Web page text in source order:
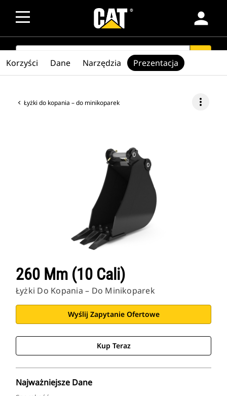
person
SEARCH
Łyżki do kopania – do minikoparek more_vert
260 Mm (10 Cali)
Łyżki Do Kopania – Do Minikoparek
Wyślij Zapytanie Ofertowe
Kup Teraz
Najważniejsze Dane
Korzyści Dane Narzędzia Prezentacja